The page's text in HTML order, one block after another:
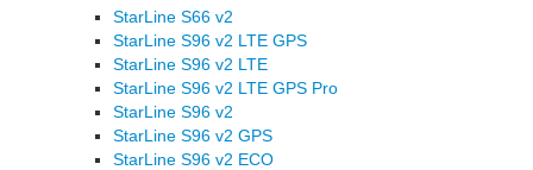
StarLine S66 v2
StarLine S96 v2 LTE GPS
StarLine S96 v2 LTE
StarLine S96 v2 LTE GPS Pro
StarLine S96 v2
StarLine S96 v2 GPS
StarLine S96 v2 ECO